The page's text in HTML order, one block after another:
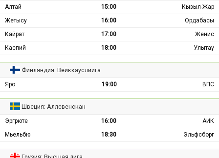
Алтай 15:00
Кызыл-Жар
Жетысу
16:00
Ордабасы
Кайрат
17:00
Женис
Каспий
18:00 Улытау
Финляндия: Вейккауслиига
Яро 19:00 ВПС
Швеция: Аллсвенскан
Эргрюте 16:00
АИК
Мьельбю
18:30 Эльфсборг